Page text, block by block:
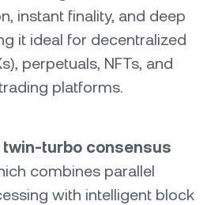
instant finality, and deep
it ideal for decentralized
perpetuals, NFTs, and
platforms.
twin-turbo consensus
combines parallel
with intelligent block